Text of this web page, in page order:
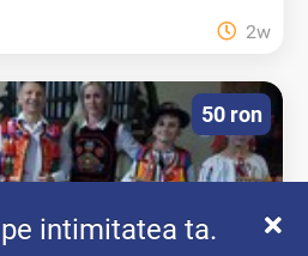
2w
50 ron
intimitatea ta.